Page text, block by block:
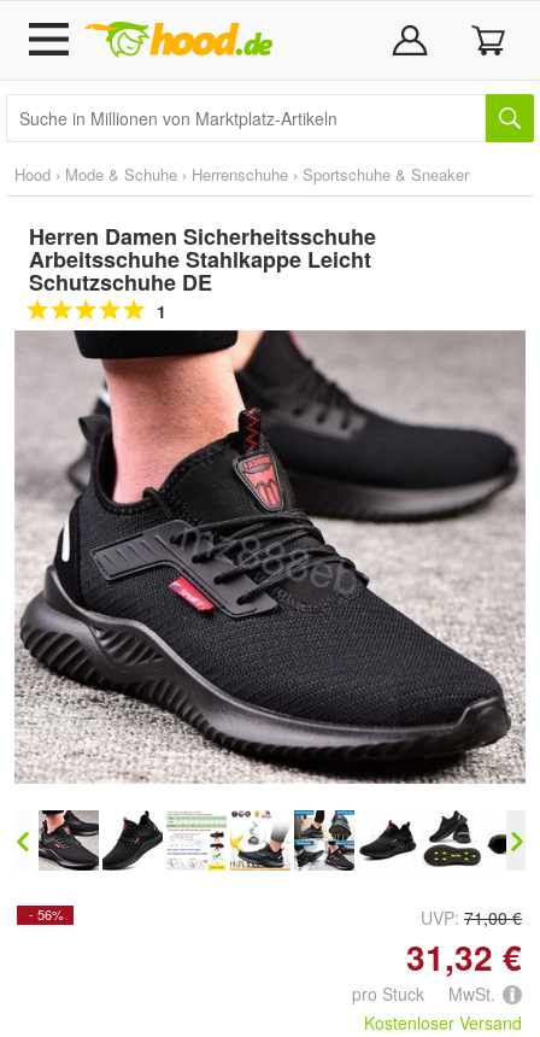
Hood › Mode & Schuhe › Herrenschuhe › Sportschuhe & Sneaker
Herren Damen Sicherheitsschuhe
Arbeitsschuhe Stahlkappe Leicht
Schutzschuhe DE
1
Doppelt antippen zum
vergrößern
- 56% UVP: 71,00 €
31,32 €
pro Stuck MwSt.
Kostenloser Versand